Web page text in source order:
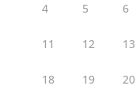
4 5 6
11 12 13
18 19 20